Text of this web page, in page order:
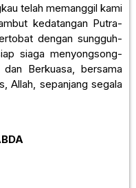
telah memanggil kami
kedatangan Putra-
dengan sungguh-
siaga menyongsong-
Berkuasa, bersama
Allah, sepanjang segala